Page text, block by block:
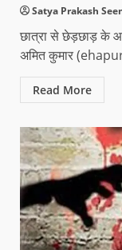
Satya Prakash
छात्रा से छेड़छाड़ के
अमित कुमार
Read More